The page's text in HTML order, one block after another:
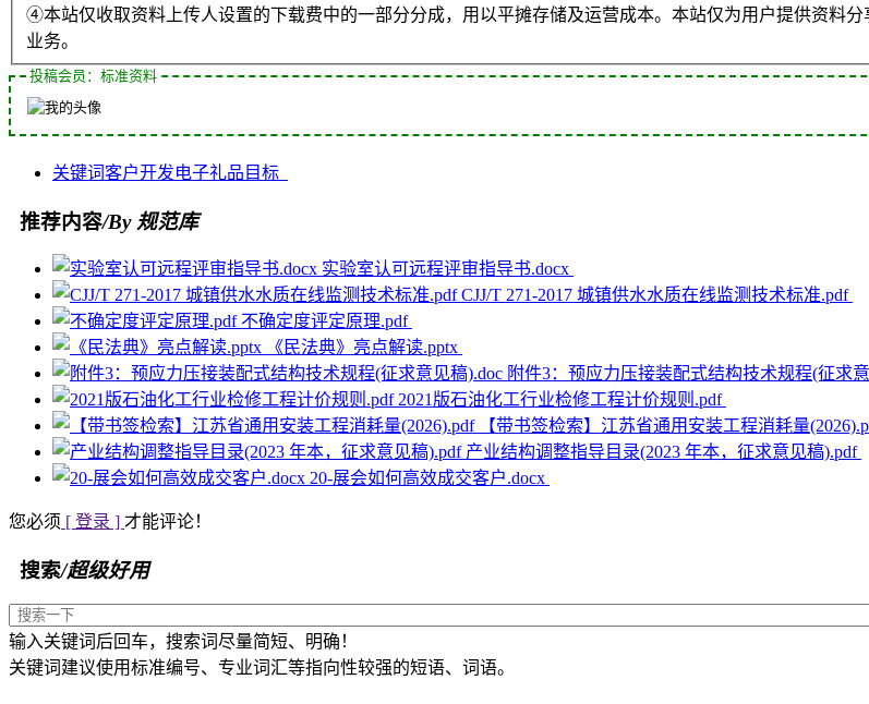
④本站仅收取资料上传人设置的下载费中的一部分分成，用以平摊存储及运营成本。本站仅为用户提供资料
业务。
投稿会员：标准资料
关键词客户开发电子礼品 目标
推荐内容/By 规范库
实验室认可远程评审指导书.docx
CJJ/T 271-2017 城镇供水水质在线监测技术标准.pdf
不确定度评定原理.pdf
《民法典》亮点解读.pptx
附件3：预应力压接装配式结构技术规程(征求
2021版石油化工行业检修工程计价规则.pdf
【带书签检索】江苏省通用安装工程消耗量
产业结构调整指导目录(2023 年本，征求意见稿).pdf
20-展会如何高效成交客户.docx
您必须 [ 登录 ] 才能评论！
搜索/超级好用
输入关键词后回车，搜索词尽量简短、明确！
关键词建议使用标准编号、专业词汇等指向性较强的短语、词语。